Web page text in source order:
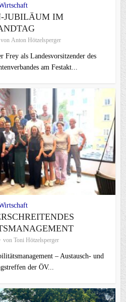
JUBILÄUM IM
von Anton Hötzelsperger
Frey als Landesvorsitzender des
am Festakt...
von Toni Hötzelsperger
– Austausch- und
der ÖV...